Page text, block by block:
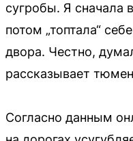
сугробы. Я сначала
потом „топтала“
двора. Честно,
рассказывает
Согласно данным